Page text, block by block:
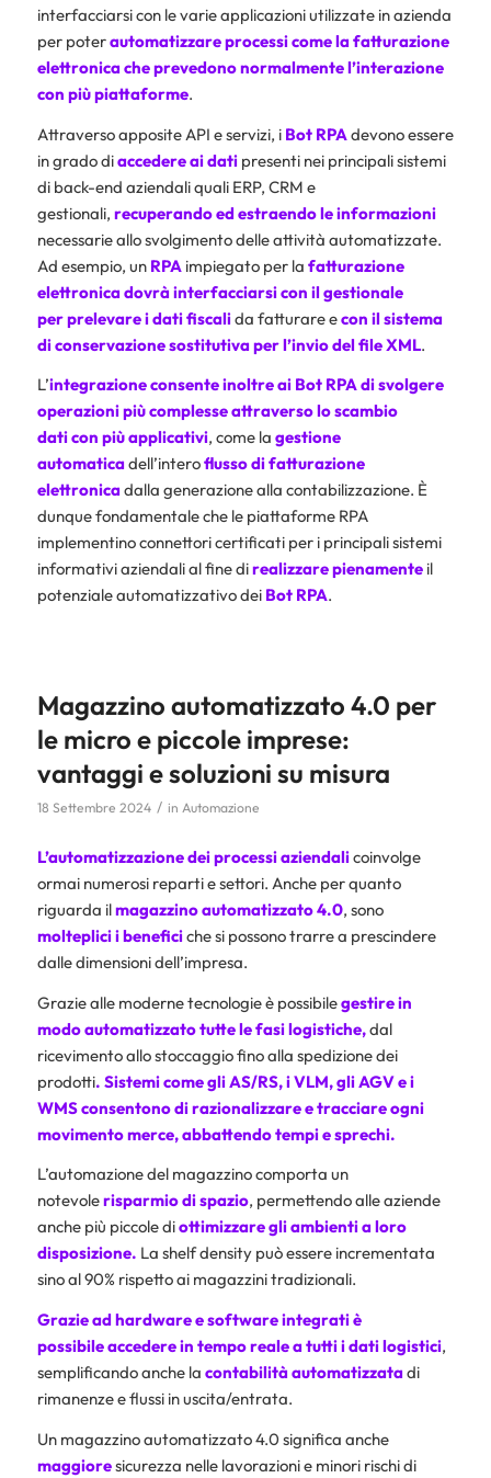
interfacciarsi con le varie applicazioni utilizzate in azienda
per poterautomatizzare processicome la fatturazione
elettronica che prevedono normalmente l’interazione
con più piattaforme.
Attraverso apposite API e servizi, i Bot RPAdevono essere
in grado diaccedere ai datipresenti nei principali sistemi
di back-end aziendali quali ERP, CRM e
gestionali, recuperando ed estraendo le informazioni
necessarie allo svolgimento delle attività automatizzate.
Ad esempio, un RPAimpiegato per la fatturazione
elettronicadovrà interfacciarsi con ilgestionale
perprelevare i dati fiscalida fatturare econ il sistema
diconservazione sostitutivaperl’invio del fileXML.
L’integrazioneconsente inoltre ai Bot RPA di svolgere
operazioni più complesse attraverso lo scambio
dati con più applicativi, come la gestione
automaticadell’interoflusso difatturazione
elettronicadalla generazione alla contabilizzazione. È
dunque fondamentale che le piattaforme RPA
implementino connettori certificati per i principali sistemi
informativi aziendali al fine direalizzare pienamenteil
potenziale automatizzativo dei Bot RPA.
Magazzino automatizzato 4.0 per
le micro e piccole imprese:
vantaggi e soluzioni su misura
18 Settembre 2024 / in Automazione
L’automatizzazione dei processi aziendalicoinvolge
ormai numerosi reparti e settori. Anche per quanto
riguarda ilmagazzino automatizzato 4.0, sono
molteplici i beneficiche si possono trarre a prescindere
dalle dimensioni dell’impresa.
Grazie alle moderne tecnologie è possibilegestire in
modo automatizzato tutte le fasi logistiche,dal
ricevimento allo stoccaggio fino alla spedizione dei
prodotti. Sistemi come gli AS/RS, i VLM, gli AGV e i
WMS consentono di razionalizzare e tracciare ogni
movimento merce, abbattendo tempi e sprechi.
L’automazione del magazzino comporta un
notevolerisparmio di spazio, permettendo alle aziende
anche più piccole diottimizzare gli ambientia loro
disposizione. La shelf density può essere incrementata
sino al 90% rispetto ai magazzini tradizionali.
Grazie ad hardware e software integrati è
possibile accedere in tempo reale a tutti i dati logistici,
semplificando anche la contabilità automatizzatadi
rimanenze e flussi in uscita/entrata.
Un magazzino automatizzato 4.0 significa anche
maggioresicurezza nelle lavorazioni e minori rischi di